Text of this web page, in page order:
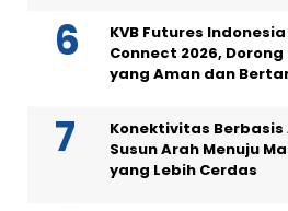
KVB Futures
Connect 2026,
yang Aman dan
Konektivitas Berbasis
Susun Arah Menuju
yang Lebih Cerdas